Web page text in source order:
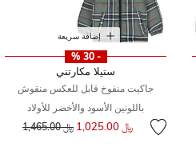
إضافة سريعة
- 30 %
ستيلا مكارتني
جاكيت منفوخ قابل للعكس منقوش
باللونين الأسود والأخضر للأولاد
﷼ 1,025.00 سعر مخفض من
﷼ 1,465.00 إلى